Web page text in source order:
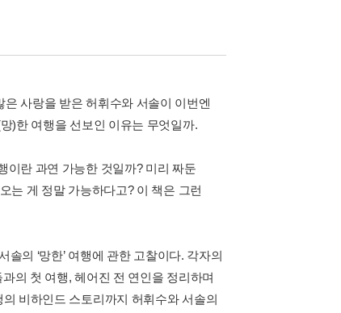
사랑을 받은 허휘수와 서솔이 이번엔
)한 여행을 선보인 이유는 무엇일까.
이란 과연 가능한 것일까? 미리 짜둔
는 게 정말 가능하다고? 이 책은 그런
의 ‘망한’ 여행에 관한 고찰이다. 각자의
의 첫 여행, 헤어진 전 연인을 정리하며
비하인드 스토리까지 허휘수와 서솔의